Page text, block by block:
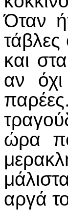
Όταν
και
αν
ώρα
αργά